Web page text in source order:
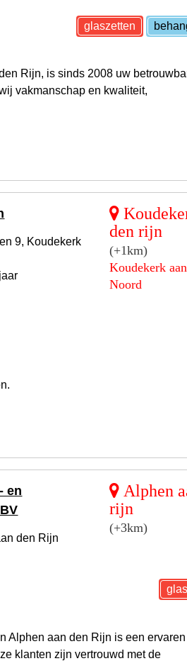
glaszetten
Rijn, is sinds 2008 uw
vakmanschap en kwaliteit,
9, Koudekerk
den rijn
(+1km)
Koudekerk
Noord
en
den Rijn
Alphen
rijn
(+3km)
Alphen aan den Rijn is een ervaren
klanten zijn vertrouwd met de